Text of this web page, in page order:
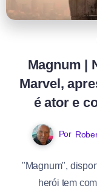
Magnum |
Marvel,
é ator e
Por
"Magnum",
herói tem